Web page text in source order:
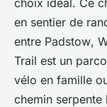
en sentier de
entre Padstow,
Trail est un
vélo en famille
chemin